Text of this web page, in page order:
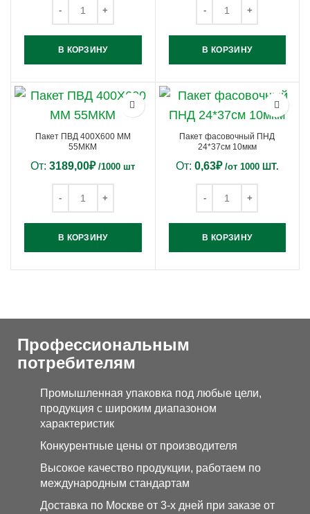
В КОРЗИНУ В КОРЗИНУ
Пакет ПВД 400Х600 ММ
55МКМ
От:3189,00₽ /1000 шт
В КОРЗИНУ
Пакет фасовочный ПНД
24*37см 10мкм
От: 0,63₽ /от 1000 ШТ.
В КОРЗИНУ
Профессиональным
потребителям
Промышленная упаковка под любые цели,
продукция с широким диапазоном
характеристик
Конкурентные цены от производителя
Высокое качество продукции, работаем по
международным стандартам
Доставка по Москве от 3-х дней при заказе от